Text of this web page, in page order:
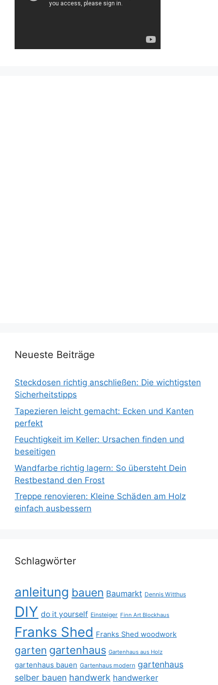
Neueste Beiträge
Steckdosen richtig anschließen: Die wichtigsten
Sicherheitstipps
Tapezieren leicht gemacht: Ecken und Kanten
perfekt
Feuchtigkeit im Keller: Ursachen finden und
beseitigen
Wandfarbe richtig lagern: So übersteht Dein
Restbestand den Frost
Treppe renovieren: Kleine Schäden am Holz
einfach ausbessern
Schlagwörter
anleitung bauen Baumarkt Dennis Witthus
DIY do it yourself Einsteiger Finn Art Blockhaus
Franks Shed Franks Shed woodwork
garten gartenhaus Gartenhaus aus Holz
gartenhaus bauen Gartenhaus modern gartenhaus
selber bauen handwerk handwerker